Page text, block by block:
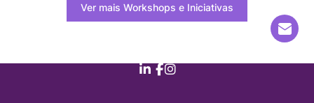
Ver mais Workshops e Iniciativas